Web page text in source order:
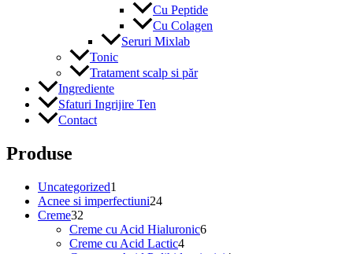
Cu Peptide
Cu Colagen
Seruri Mixlab
Tonic
Tratament scalp si păr
Ingrediente
Sfaturi Ingrijire Ten
Contact
Produse
Uncategorized1
produs
Acnee si imperfectiuni2424
produse
Creme32
de
produse
Creme cu Acid Hialuronic66
Creme cu Acid Lactic44